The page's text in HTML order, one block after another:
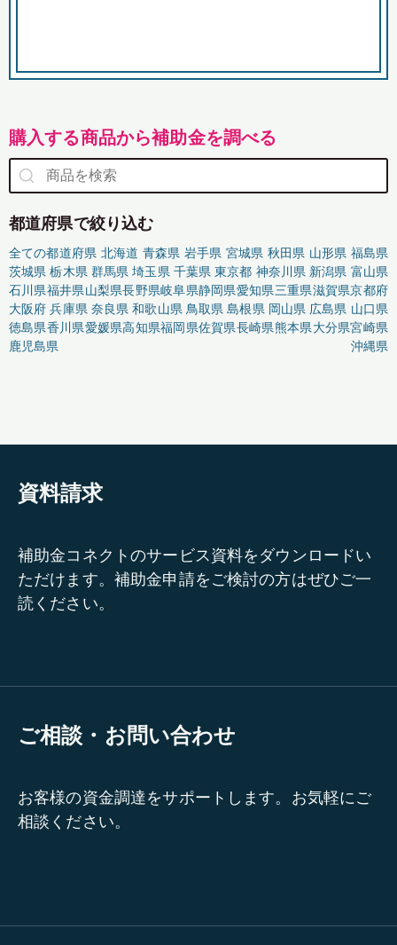
購入する商品から補助金を調べる
都道府県で絞り込む
全ての都道府県 北海道 青森県 岩手県 宮城県 秋田県 山形県 福島県
茨城県 栃木県 群馬県 埼玉県 千葉県 東京都 神奈川県 新潟県 富山県
石川県福井県山梨県長野県岐阜県静岡県愛知県三重県滋賀県京都府
大阪府 兵庫県 奈良県 和歌山県 鳥取県 島根県 岡山県 広島県 山口県
徳島県香川県愛媛県高知県福岡県佐賀県長崎県熊本県大分県宮崎県
鹿児島県
沖縄県
資料請求
補助金コネクトのサービス資料をダウンロードい
ただけます。補助金申請をご検討の方はぜひご一
読ください。
ご相談・お問い合わせ
お客様の資金調達をサポートします。お気軽にご
相談ください。